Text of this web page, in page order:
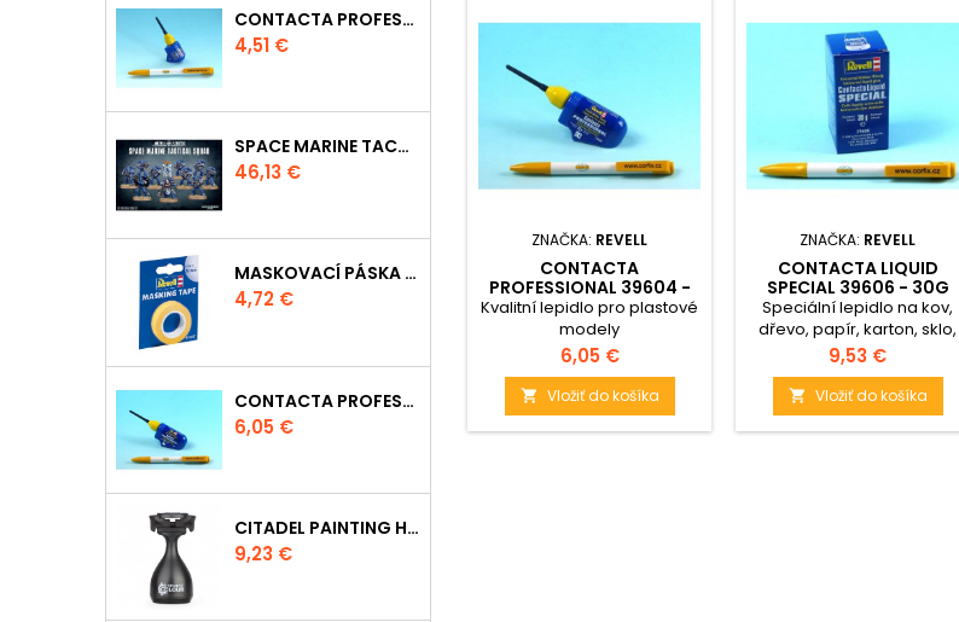
CONTACTA PROFESSIONAL MINI 39608 - 12,5G
Cena
4,51 €
SPACE MARINE TACTICAL SQUAD
Cena
46,13 €
MASKOVACÍ PÁSKA 39695 - 10MM
Cena
4,72 €
CONTACTA PROFESSIONAL 39604 - 25G
Cena
6,05 €
CITADEL PAINTING HANDLE
Cena
9,23 €
ZNAČKA: REVELL
CONTACTA
PROFESSIONAL 39604 -
25G
Kvalitní lepidlo pro plastové
modely
Cena
6,05 €
 Vložiť do košíka
ZNAČKA: REVELL
CONTACTA LIQUID
SPECIAL 39606 - 30G
Speciální lepidlo na kov,
dřevo, papír, karton, sklo,
textil a plasty.
Cena
9,53 €
 Vložiť do košíka